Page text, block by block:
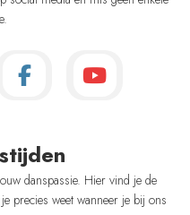
danspassie. Hier vind je de
precies weet wanneer je bij ons